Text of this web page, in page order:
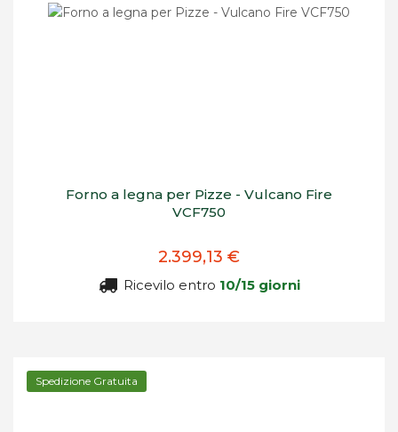
Forno a legna per Pizze - Vulcano Fire
VCF750
2.399,13 €
Ricevilo entro 10/15 giorni
Spedizione Gratuita